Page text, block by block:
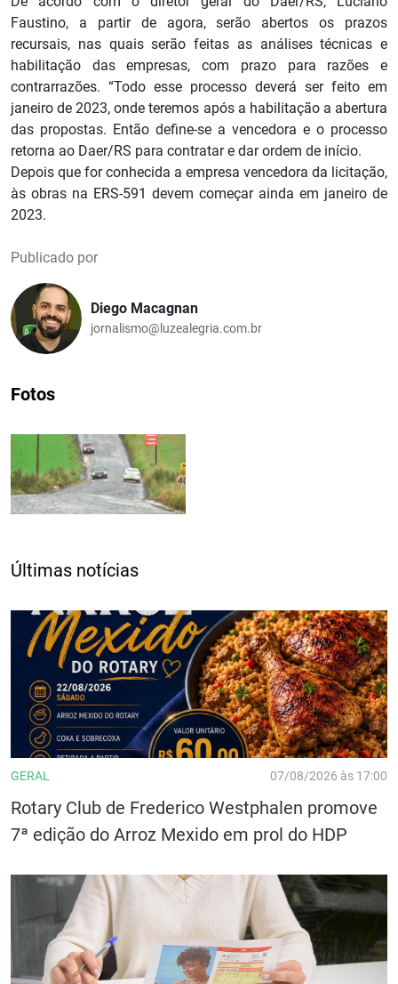
Faustino, a partir de agora, serão abertos os prazos
recursais, nas quais serão feitas as análises técnicas e
habilitação das empresas, com prazo para razões e
contrarrazões. “Todo esse processo deverá ser feito em
janeiro de 2023, onde teremos após a habilitação a abertura
das propostas. Então define-se a vencedora e o processo
retorna ao Daer/RS para contratar e dar ordem de início.
Depois que for conhecida a empresa vencedora da licitação,
às obras na ERS-591 devem começar ainda em janeiro de
2023.
Publicado por
Diego Macagnan
jornalismo@luzealegria.com.br
Fotos
Últimas notícias
GERAL 07/08/2026 às 17:00
Rotary Club de Frederico Westphalen promove
7ª edição do Arroz Mexido em prol do HDP